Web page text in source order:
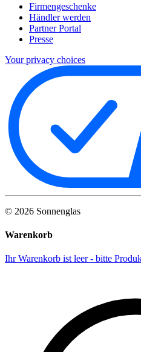
Firmengeschenke
Händler werden
Partner Portal
Presse
Your privacy choices
© 2026 Sonnenglas
Warenkorb
Ihr Warenkorb ist leer - bitte